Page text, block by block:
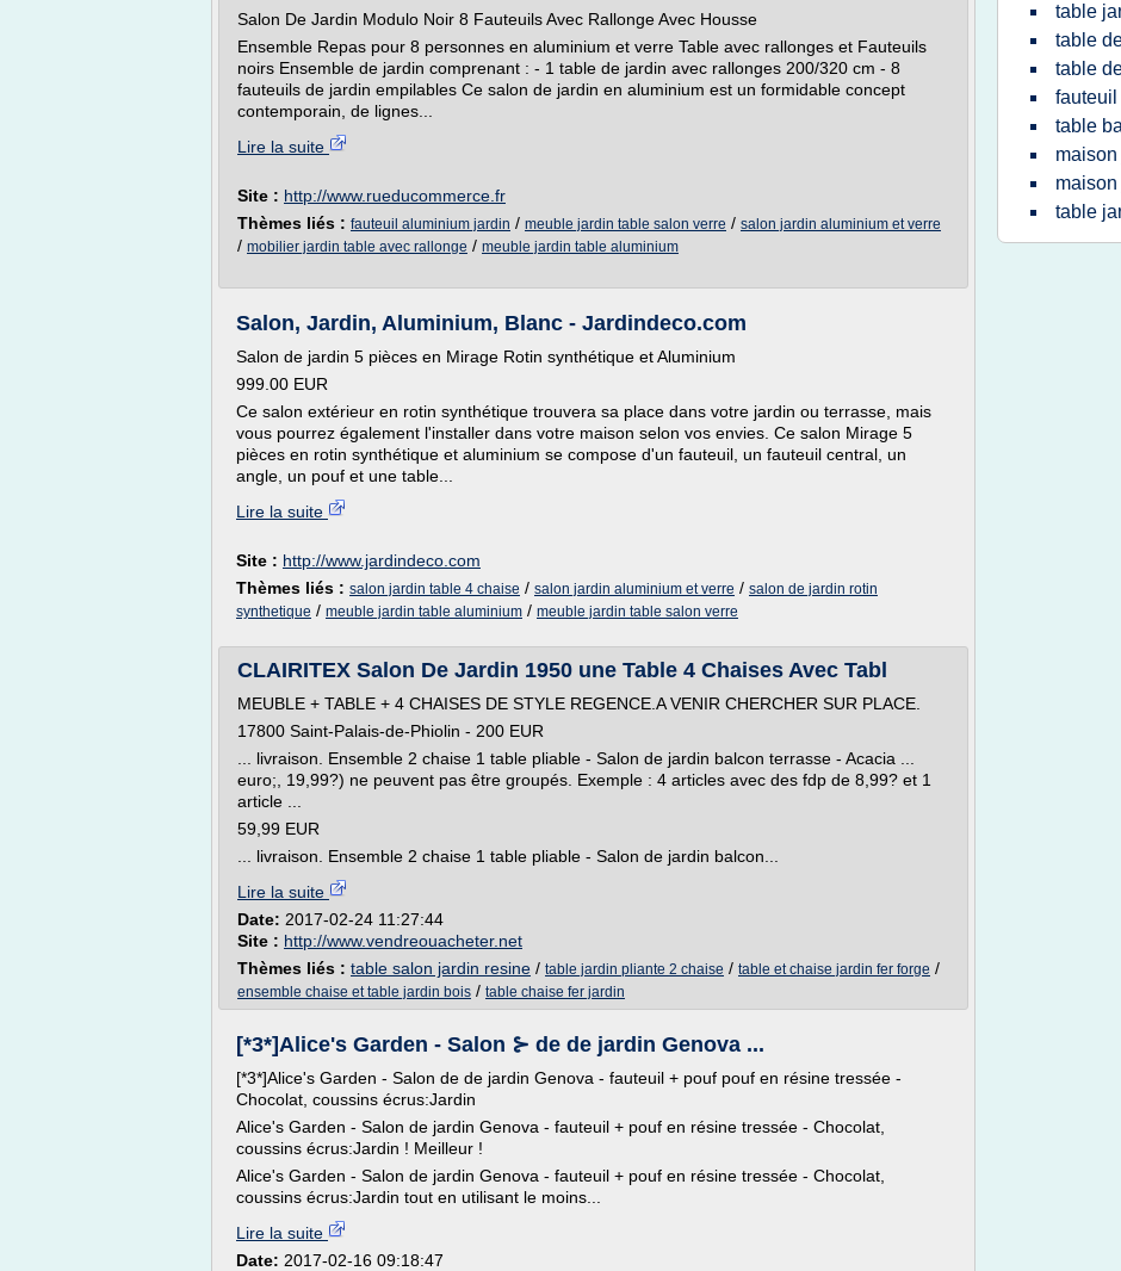
Salon De Jardin Modulo Noir 8 Fauteuils Avec Rallonge Avec Housse
Ensemble Repas pour 8 personnes en aluminium et verre Table avec rallonges et Fauteuils
noirs Ensemble de jardin comprenant : - 1 table de jardin avec rallonges 200/320 cm - 8
fauteuils de jardin empilables Ce salon de jardin en aluminium est un formidable concept
contemporain, de lignes...
Lire la suite
Site : http://www.rueducommerce.fr
Thèmes liés : fauteuil aluminium jardin / meuble jardin table salon verre / salon jardin aluminium et verre
/ mobilier jardin table avec rallonge / meuble jardin table aluminium
Salon, Jardin, Aluminium, Blanc - Jardindeco.com
Salon de jardin 5 pièces en Mirage Rotin synthétique et Aluminium
999.00 EUR
Ce salon extérieur en rotin synthétique trouvera sa place dans votre jardin ou terrasse, mais
vous pourrez également l'installer dans votre maison selon vos envies. Ce salon Mirage 5
pièces en rotin synthétique et aluminium se compose d'un fauteuil, un fauteuil central, un
angle, un pouf et une table...
Lire la suite
Site : http://www.jardindeco.com
Thèmes liés : salon jardin table 4 chaise / salon jardin aluminium et verre / salon de jardin rotin
synthetique / meuble jardin table aluminium / meuble jardin table salon verre
CLAIRITEX Salon De Jardin 1950 une Table 4 Chaises Avec Tabl
MEUBLE + TABLE + 4 CHAISES DE STYLE REGENCE.A VENIR CHERCHER SUR PLACE.
17800 Saint-Palais-de-Phiolin - 200 EUR
... livraison. Ensemble 2 chaise 1 table pliable - Salon de jardin balcon terrasse - Acacia ...
euro;, 19,99?) ne peuvent pas être groupés. Exemple : 4 articles avec des fdp de 8,99? et 1
article ...
59,99 EUR
... livraison. Ensemble 2 chaise 1 table pliable - Salon de jardin balcon...
Lire la suite
Date: 2017-02-24 11:27:44
Site : http://www.vendreouacheter.net
Thèmes liés : table salon jardin resine / table jardin pliante 2 chaise / table et chaise jardin fer forge /
ensemble chaise et table jardin bois / table chaise fer jardin
[*3*]Alice's Garden - Salon ⊱ de de jardin Genova ...
[*3*]Alice's Garden - Salon de de jardin Genova - fauteuil + pouf pouf en résine tressée -
Chocolat, coussins écrus:Jardin
Alice's Garden - Salon de jardin Genova - fauteuil + pouf en résine tressée - Chocolat,
coussins écrus:Jardin ! Meilleur !
Alice's Garden - Salon de jardin Genova - fauteuil + pouf en résine tressée - Chocolat,
coussins écrus:Jardin tout en utilisant le moins...
Lire la suite
Date: 2017-02-16 09:18:47
table
table
table
table
table